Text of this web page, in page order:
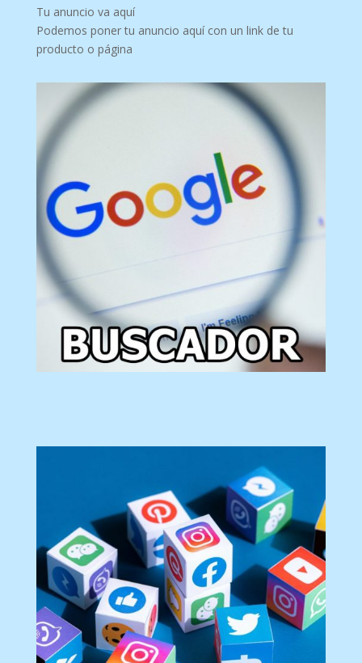
Tu anuncio va aquí
Podemos poner tu anuncio aquí con un link de tu
producto o página